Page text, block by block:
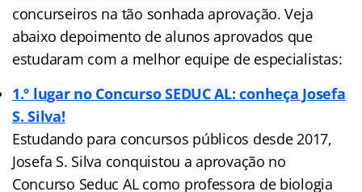
concurseiros na tão sonhada aprovação. Veja
abaixo depoimento de alunos aprovados que
estudaram com a melhor equipe de especialistas:
1.º lugar no Concurso SEDUC AL: conheça Josefa
S. Silva!
Estudando para concursos públicos desde 2017,
Josefa S. Silva conquistou a aprovação no
Concurso Seduc AL como professora de biologia